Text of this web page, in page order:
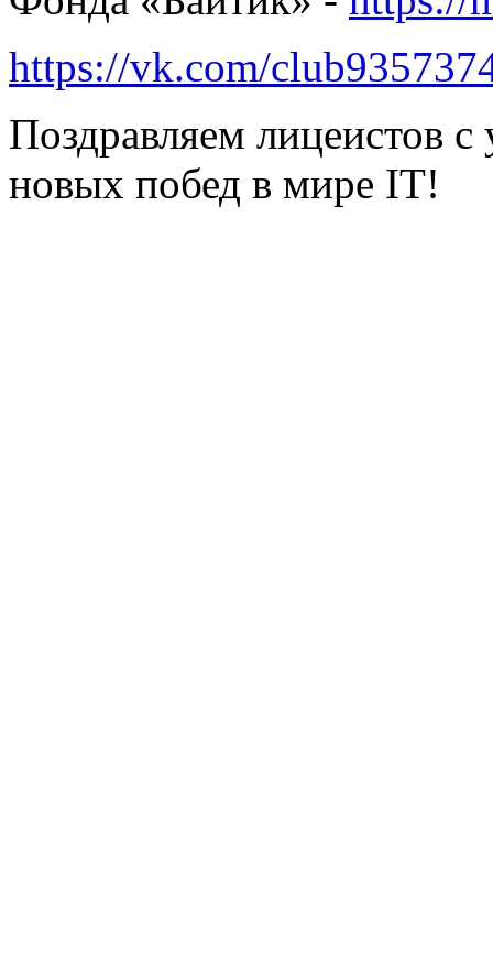
https://vk.com/
Поздравляем лицеистов
новых побед в мире IT!